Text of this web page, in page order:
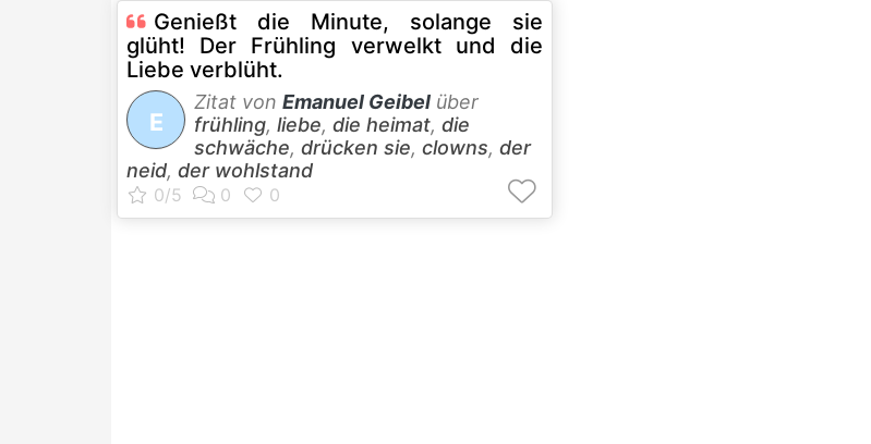
Genießt die Minute, solange sie
glüht! Der Frühling verwelkt und die
Liebe verblüht.
E
Zitat von Emanuel Geibel über
frühling, liebe, die heimat, die
schwäche, drücken sie, clowns, der
neid, der wohlstand